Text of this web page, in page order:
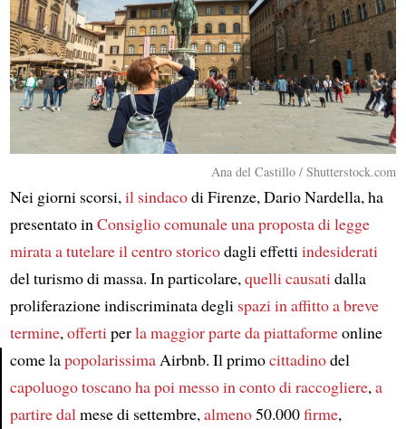
Article
Ana del Castillo / Shutterstock.com
Nei giorni scorsi,il sindacodi Firenze, Dario Nardella, ha
presentato inConsiglio comunaleuna proposta di legge
mirata a tutelareil centro storicodagli effettiindesiderati
del turismo di massa. In particolare,quelli causatidalla
proliferazione indiscriminata degli spazi in affitto a breve
termine,offertiperla maggior parte dapiattaformeonline
come lapopolarissimaAirbnb. Il primocittadinodel
capoluogo toscanoha poi messo in conto di raccogliere,a
partire dalmese di settembre,almeno50.000firme,